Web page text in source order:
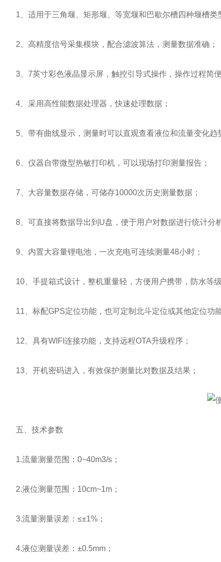
1、适用于三角堰、矩形堰、等宽堰和巴歇尔槽四种堰槽类
2、高精度信号采集模块，配合滤波算法，测量数据准确；
3、7英寸彩色液晶显示屏，触控引导式操作，操作过程简
4、采用高性能数据处理器，快速处理数据；
5、带有曲线显示，测量时可以直观查看液位和流量变化趋
6、仪器自带微型热敏打印机，可以现场打印测量报告；
7、大容量数据存储，可储存10000次历史测量数据；
8、可直接将数据导出到U盘，便于用户对数据进行统计分
9、内置大容量锂电池，一次充电可连续测量48小时；
10、手提箱式设计，整机重量轻，方便用户携带，防水等
11、标配GPS定位功能，也可定制北斗定位或其他定位功
12、具有WIFI连接功能，支持远程OTA升级程序；
13、开机密码进入，有效保护测量比对数据及结果；
五、技术参数
1.流量测量范围：0~40m3/s；
2.液位测量范围：10cm~1m；
3.流量测量误差：≤±1%；
4.液位测量误差：±0.5mm；